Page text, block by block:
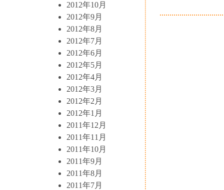
2012年10月
2012年9月
2012年8月
2012年7月
2012年6月
2012年5月
2012年4月
2012年3月
2012年2月
2012年1月
2011年12月
2011年11月
2011年10月
2011年9月
2011年8月
2011年7月